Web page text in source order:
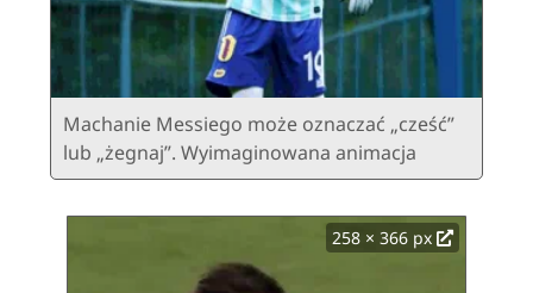
Machanie Messiego może oznaczać „cześć”
lub „żegnaj”. Wyimaginowana animacja
258 × 366 px